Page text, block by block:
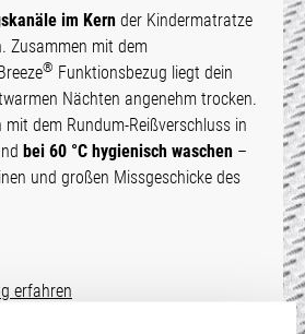
im Kern der Kindermatratze
Zusammen mit dem
® Funktionsbezug liegt dein
Nächten angenehm trocken.
mit dem Rundum-Reißverschluss in
bei 60 °C hygienisch waschen –
und großen Missgeschicke des
erfahren